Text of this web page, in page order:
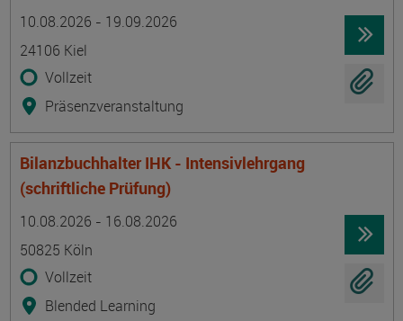
10.08.2026 - 19.09.2026
24106 Kiel
Vollzeit
Präsenzveranstaltung
Bilanzbuchhalter IHK - Intensivlehrgang
(schriftliche Prüfung)
10.08.2026 - 16.08.2026
50825 Köln
Vollzeit
Blended Learning